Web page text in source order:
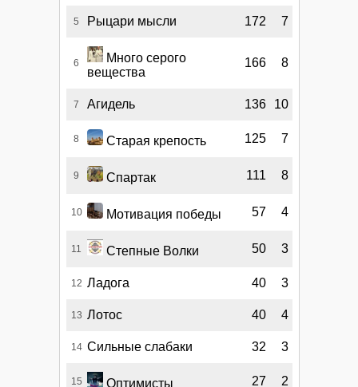
5 Рыцари мысли 172 7
6
Много серого
вещества
166 8
7 Агидель 136 10
8 Старая крепость 125 7
9 Спартак 111 8
10 Мотивация победы 57 4
11 Степные Волки 50 3
12 Ладога 40 3
13 Лотос 40 4
14 Сильные слабаки 32 3
15 Оптимисты 27 2